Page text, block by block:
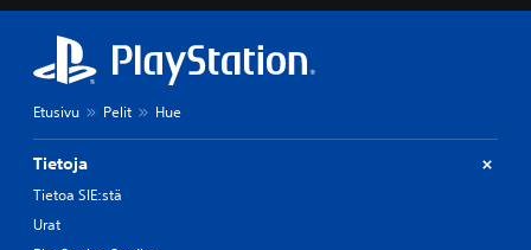
Etusivu Pelit Hue
Tietoja
Tietoa SIE:stä
Urat